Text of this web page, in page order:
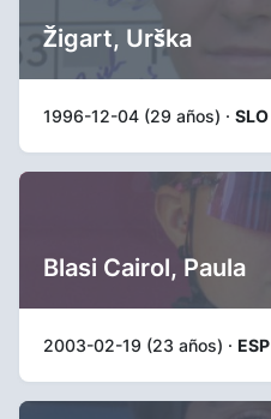
Žigart, Urška
1996-12-04 (29 años) · SLO
Blasi Cairol, Paula
2003-02-19 (23 años) · ESP